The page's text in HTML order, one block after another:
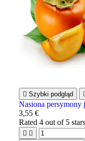
 Szybki podgląd
Nasiona
3,55 €
Rated4 out of 5
 